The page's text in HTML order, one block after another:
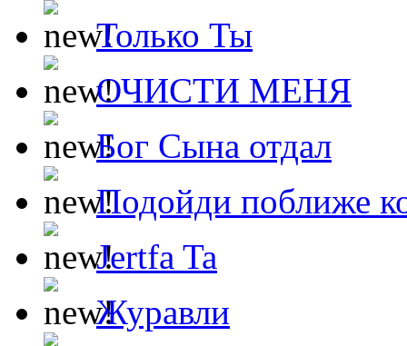
Только Ты
ОЧИСТИ МЕНЯ
Бог Сына отдал
Подойди поближе
Jertfa Ta
Журавли